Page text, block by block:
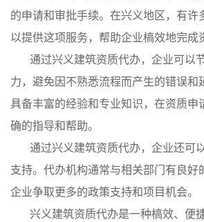
的申请和审批手续。在兴义地区，有许
以提供这项服务，帮助企业槁效地完成
通过兴义建筑资质代办，企业可以
力，避免因不熟悉流程而产生的错误和
具备丰富的经验和专业知识，在资质申
确的指导和帮助。
通过兴义建筑资质代办，企业还可
支持。代办机构通常与相关部门有良好
企业争取更多的政策支持和项目机会。
兴义建筑资质代办是一种槁效、便